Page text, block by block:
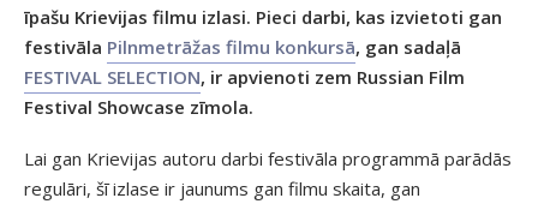
īpašu Krievijas filmu izlasi. Pieci darbi, kas izvietoti gan
festivāla Pilnmetrāžas filmu konkursā, gan sadaļā
FESTIVAL SELECTION, ir apvienoti zem Russian Film
Festival Showcase zīmola.
Lai gan Krievijas autoru darbi festivāla programmā parādās
regulāri, šī izlase ir jaunums gan filmu skaita, gan